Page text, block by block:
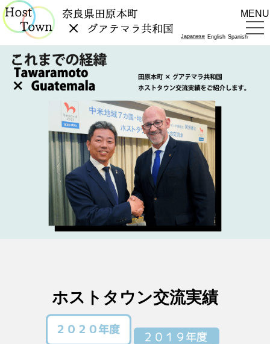
Japanese English Spanish
MENU
ホストタウン交流実績